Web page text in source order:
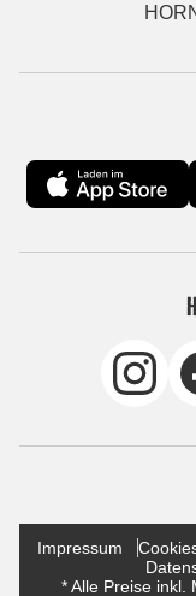
Impressum
* Alle Preise inkl.